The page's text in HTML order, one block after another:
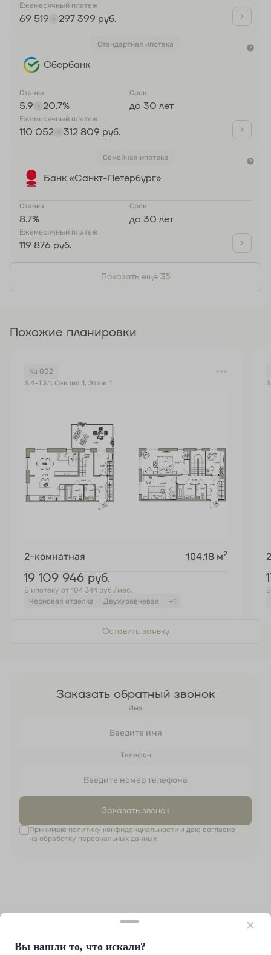
Ежемесячный платеж
69 519 297 399 руб.
Стандартная ипотека
Сбербанк
Ставка
5.9 20.7%
Срок
до 30 лет
Ежемесячный платеж
110 052 312 809 руб.
Семейная ипотека
Банк «Санкт-Петербург»
Ставка
8.7%
Срок
до 30 лет
Ежемесячный платеж
119 876 руб.
Показать еще 35
Похожие планировки
№ 002
3.4-Т3.1, Секция 1, Этаж 1
2-комнатная 104.18 м2
19 109 946 руб.
В ипотеку от 104 344 руб./мес.
Черновая отделка
Двухуровневая +1
Оставить заявку
Заказать обратный звонок
Имя
Телефон
Заказать звонок
Принимаю политику конфиденциальностии даю согласие
на обработку персональных данных
+7 (812) 214-39-88
Вы нашли то, что искали?